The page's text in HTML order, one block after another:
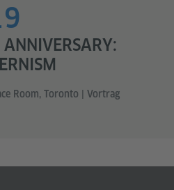
Room, Toronto | Vortrag